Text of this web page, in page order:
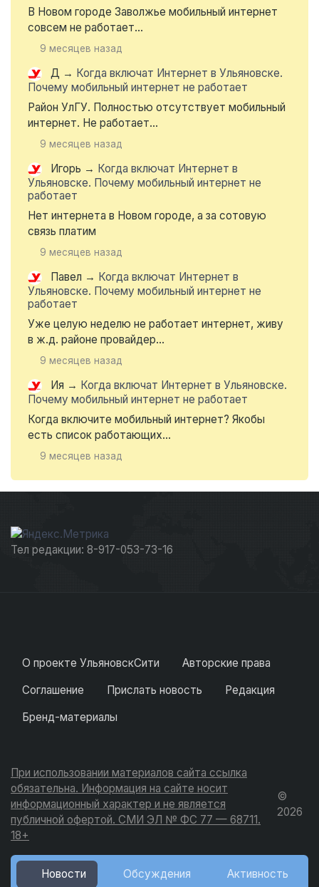
В Новом городе Заволжье мобильный интернет
совсем не работает...
9 месяцев назад
Д → Когда включат Интернет в Ульяновске.
Почему мобильный интернет не работает
Район УлГУ. Полностью отсутствует мобильный
интернет. Не работает...
9 месяцев назад
Игорь → Когда включат Интернет в
Ульяновске. Почему мобильный интернет не
работает
Нет интернета в Новом городе, а за сотовую
связь платим
9 месяцев назад
Павел → Когда включат Интернет в
Ульяновске. Почему мобильный интернет не
работает
Уже целую неделю не работает интернет, живу
в ж.д. районе провайдер...
9 месяцев назад
Ия → Когда включат Интернет в Ульяновске.
Почему мобильный интернет не работает
Когда включите мобильный интернет? Якобы
есть список работающих...
9 месяцев назад
Тел редакции: 8-917-053-73-16
О проекте УльяновскСити
Авторские права
Соглашение
Прислать новость
Редакция
Бренд-материалы
При использовании материалов сайта ссылка
обязательна. Информация на сайте носит
информационный характер и не является
публичной офертой. СМИ ЭЛ № ФС 77 — 68711.
18+
©
2026
Новости Обсуждения Активность